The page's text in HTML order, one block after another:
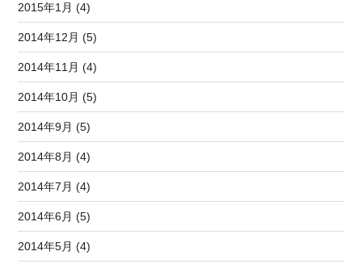
2015年1月 (4)
2014年12月 (5)
2014年11月 (4)
2014年10月 (5)
2014年9月 (5)
2014年8月 (4)
2014年7月 (4)
2014年6月 (5)
2014年5月 (4)